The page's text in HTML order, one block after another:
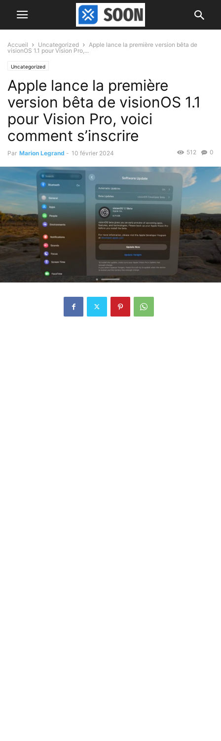
Accueil Uncategorized
Apple lance la première version bêta de
visionOS 1.1 pour Vision Pro,...
Uncategorized
Apple lance la première
version bêta de visionOS 1.1
pour Vision Pro, voici
comment s’inscrire
Par Marion Legrand - 10 février 2024 0
512